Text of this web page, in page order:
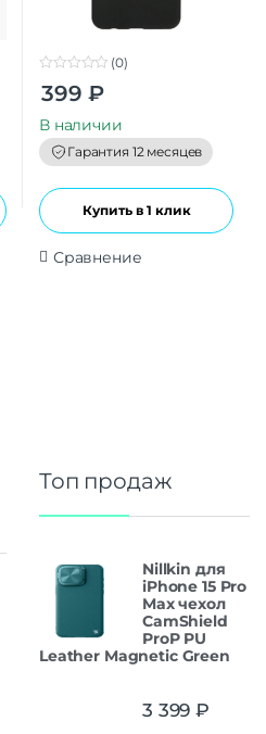
o
t
o
f
5
(0)
399 ₽
В наличии
Гарантия 12 месяцев
Купить в 1 клик
Сравнение
Топ продаж
Nillkin для
iPhone 15 Pro
Max чехол
CamShield
ProP PU
Leather Magnetic Green
3 399 ₽